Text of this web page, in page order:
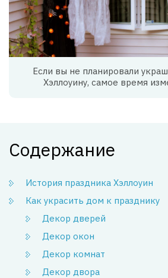
Если вы не планировали
Хэллоуину, самое время
Содержание
История праздника Хэллоуин
Как украсить дом к празднику
Декор дверей
Декор окон
Декор комнат
Декор двора